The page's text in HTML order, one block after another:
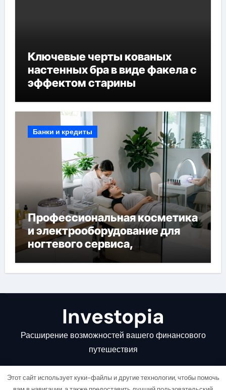
Ключевые черты кованых
настенных бра в виде факела с
эффектом старины
Банки и кредиты
Профессиональная косметика
и электрооборудование для
ногтевого сервиса,
наращивания ресниц и
депиляции
Investopia
Расширение возможностей вашего финансового
путешествия
Этот сайт использует куки-файлы и другие технологии, чтобы помочь